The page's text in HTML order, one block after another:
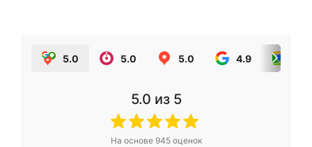
5.0 5.0 5.0 4.9
5.0 из 5
На основе 945оценок